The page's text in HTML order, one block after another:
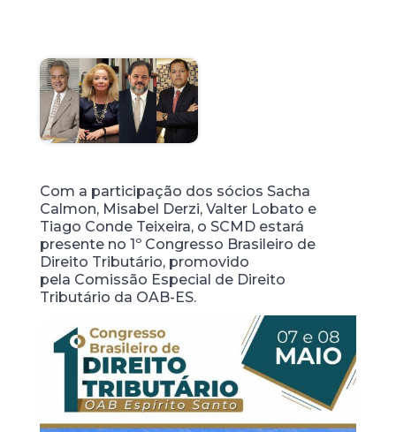
Com a participação dos sócios Sacha
Calmon, Misabel Derzi, Valter Lobato e
Tiago Conde Teixeira, o SCMD estará
presente no 1º Congresso Brasileiro de
Direito Tributário, promovido
pela Comissão Especial de Direito
Tributário da OAB-ES.